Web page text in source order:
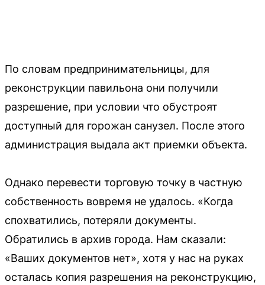
По словам предпринимательницы, для
реконструкции павильона они получили
разрешение, при условии что обустроят
доступный для горожан санузел. После этого
администрация выдала акт приемки объекта.
Однако перевести торговую точку в частную
собственность вовремя не удалось. «Когда
спохватились, потеряли документы.
Обратились в архив города. Нам сказали:
«Ваших документов нет», хотя у нас на руках
осталась копия разрешения на реконструкцию,